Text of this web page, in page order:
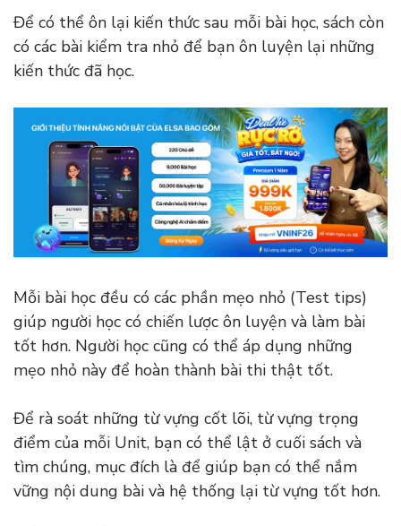
Để có thể ôn lại kiến thức sau mỗi bài học, sách còn
có các bài kiểm tra nhỏ để bạn ôn luyện lại những
kiến thức đã học.
Mỗi bài học đều có các phần mẹo nhỏ (Test tips)
giúp người học có chiến lược ôn luyện và làm bài
tốt hơn. Người học cũng có thể áp dụng những
mẹo nhỏ này để hoàn thành bài thi thật tốt.
Để rà soát những từ vựng cốt lõi, từ vựng trọng
điểm của mỗi Unit, bạn có thể lật ở cuối sách và
tìm chúng, mục đích là để giúp bạn có thể nắm
vững nội dung bài và hệ thống lại từ vựng tốt hơn.